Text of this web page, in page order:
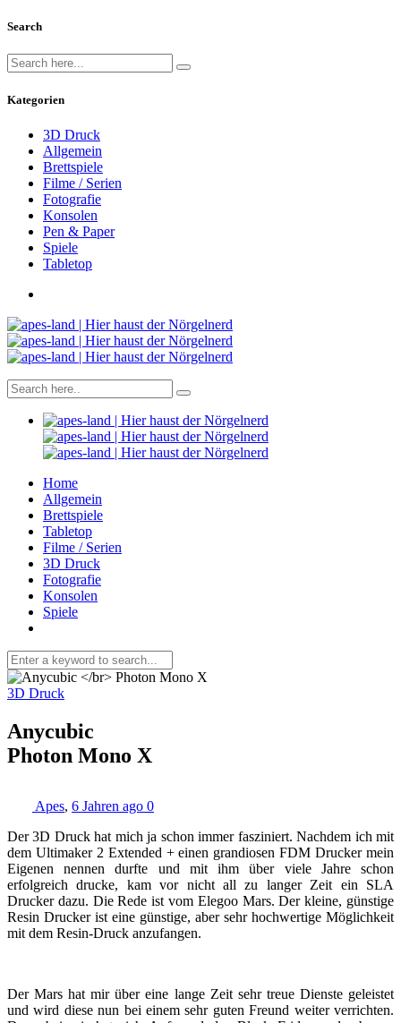
Search
Kategorien
3D Druck
Allgemein
Brettspiele
Filme / Serien
Fotografie
Konsolen
Pen & Paper
Spiele
Tabletop
Home
Allgemein
Brettspiele
Tabletop
Filme / Serien
3D Druck
Fotografie
Konsolen
Spiele
3D Druck
Anycubic
Photon Mono X
Apes, 6 Jahren ago 0
Der 3D Druck hat mich ja schon immer fasziniert. Nachdem ich mit
dem Ultimaker 2 Extended + einen grandiosen FDM Drucker mein
Eigenen nennen durfte und mit ihm über viele Jahre schon
erfolgreich drucke, kam vor nicht all zu langer Zeit ein SLA
Drucker dazu. Die Rede ist vom Elegoo Mars. Der kleine, günstige
Resin Drucker ist eine günstige, aber sehr hochwertige Möglichkeit
mit dem Resin-Druck anzufangen.
Der Mars hat mir über eine lange Zeit sehr treue Dienste geleistet
und wird diese nun bei einem sehr guten Freund weiter verrichten.